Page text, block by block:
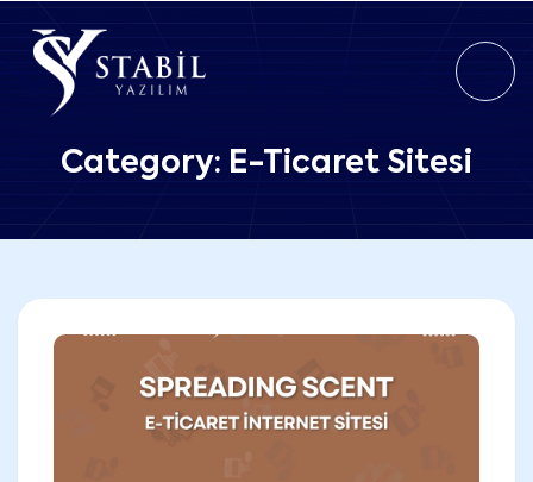
Category: E-Ticaret Sitesi